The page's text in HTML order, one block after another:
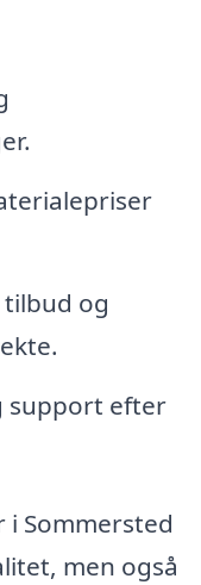
og
support efter
Sommersted
men også